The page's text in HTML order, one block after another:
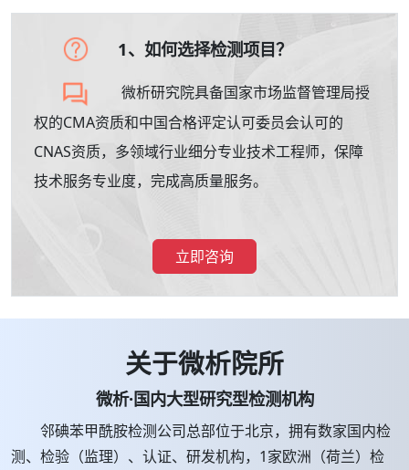
1、如何选择检测项目？
微析研究院具备国家市场监督管理局授
权的CMA资质和中国合格评定认可委员会认可的
CNAS资质，多领域行业细分专业技术工程师，保障
技术服务专业度，完成高质量服务。
立即咨询
关于微析院所
微析·国内大型研究型检测机构
邻碘苯甲酰胺检测公司总部位于北京，拥有数家国内检
测、检验（监理）、认证、研发机构，1家欧洲（荷兰）检